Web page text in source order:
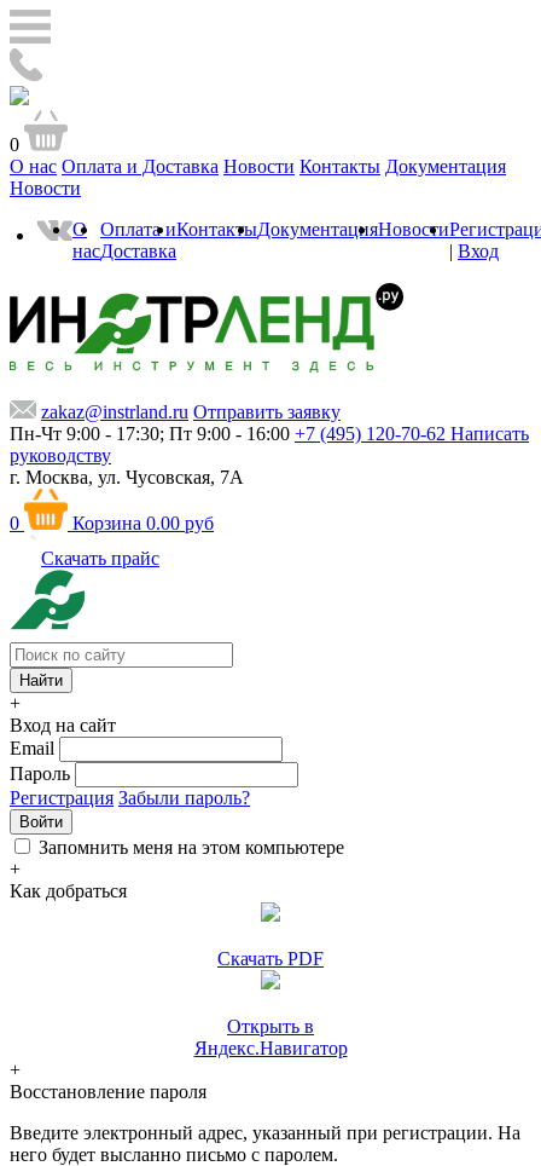
0
О нас Оплата и Доставка Новости Контакты Документация
Новости
О
нас
Оплата и
Доставка
КонтактыДокументацияНовости
| Вход
zakaz@instrland.ru Отправить заявку
Пн-Чт 9:00 - 17:30; Пт 9:00 - 16:00 +7 (495) 120-70-62 Написать
руководству
г. Москва, ул. Чусовская, 7А
0 Корзина 0.00 руб
Скачать прайс
+
Вход на сайт
Email
Пароль
Регистрация Забыли пароль?
Войти
Запомнить меня на этом компьютере
+
Как добраться
Скачать PDF
Открыть в
Яндекс.Навигатор
+
Восстановление пароля
Введите электронный адрес, указанный при регистрации. На
него будет высланно письмо с паролем.